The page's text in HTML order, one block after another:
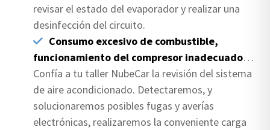
revisar el estado del evaporador y realizar una
desinfección del circuito.
Consumo excesivo de combustible,
funcionamiento del compresor inadecuado…
Confía a tu taller NubeCar la revisión del sistema
de aire acondicionado. Detectaremos, y
solucionaremos posibles fugas y averías
electrónicas, realizaremos la conveniente carga